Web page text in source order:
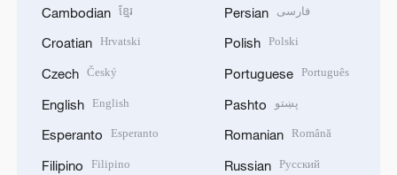
Cambodian ខ្មែរ
Croatian Hrvatski
Czech Český
English English
Esperanto Esperanto
Filipino Filipino
Persian فارسی
Polish Polski
Portuguese Português
Pashto پښتو
Romanian Română
Russian Русский